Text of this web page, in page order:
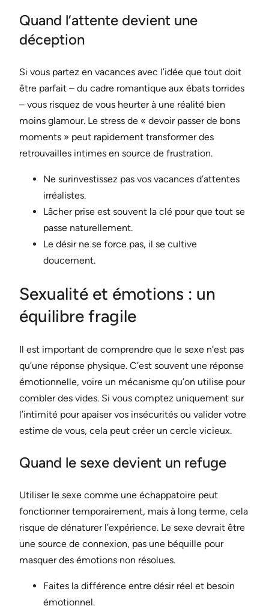
Quand l’attente devient une
déception
Si vous partez en vacances avec l’idée que tout doit
être parfait – du cadre romantique aux ébats torrides
– vous risquez de vous heurter à une réalité bien
moins glamour. Le stress de « devoir passer de bons
moments » peut rapidement transformer des
retrouvailles intimes en source de frustration.
Ne surinvestissez pas vos vacances d’attentes
irréalistes.
Lâcher prise est souvent la clé pour que tout se
passe naturellement.
Le désir ne se force pas, il se cultive
doucement.
Sexualité et émotions : un
équilibre fragile
Il est important de comprendre que le sexe n’est pas
qu’une réponse physique. C’est souvent une réponse
émotionnelle, voire un mécanisme qu’on utilise pour
combler des vides. Si vous comptez uniquement sur
l’intimité pour apaiser vos insécurités ou valider votre
estime de vous, cela peut créer un cercle vicieux.
Quand le sexe devient un refuge
Utiliser le sexe comme une échappatoire peut
fonctionner temporairement, mais à long terme, cela
risque de dénaturer l’expérience. Le sexe devrait être
une source de connexion, pas une béquille pour
masquer des émotions non résolues.
Faites la différence entre désir réel et besoin
émotionnel.